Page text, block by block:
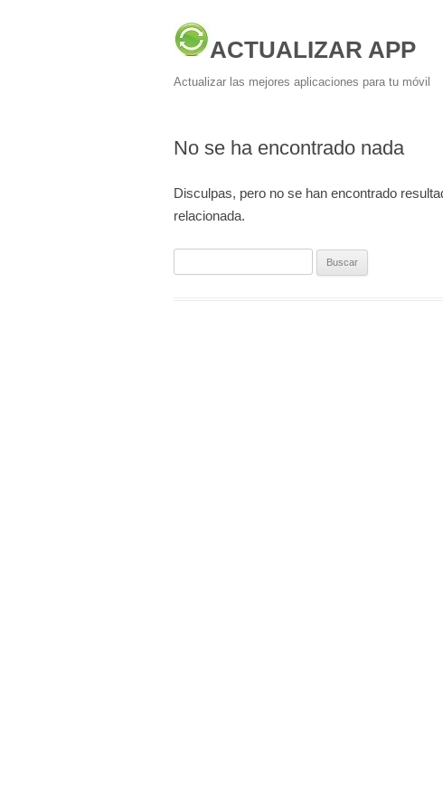
ACTUALIZAR APP
Actualizar las mejores aplicaciones para tu móvil
No se ha encontrado nada
Disculpas, pero no se han encontrado
relacionada.